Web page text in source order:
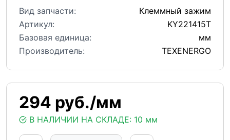
294 руб./мм
В НАЛИЧИИ НА СКЛАДЕ: 10 мм
Вид запчасти:
Клеммный зажим
Артикул:
KY221415T
Базовая единица:
мм
Производитель:
TEXENERGO